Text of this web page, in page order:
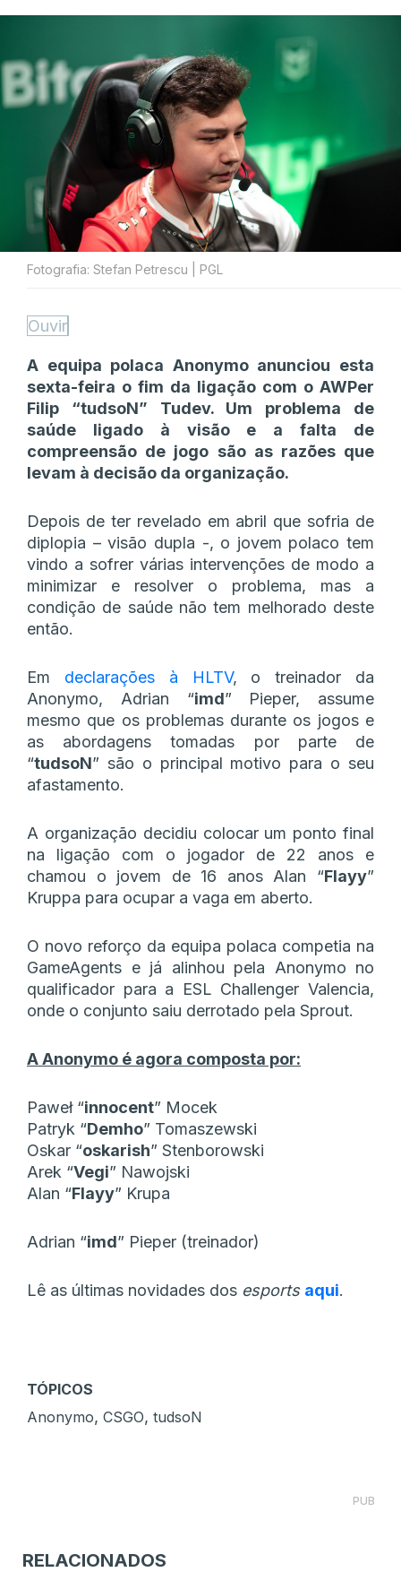
Fotografia: Stefan Petrescu | PGL
Ouvir
A equipa polaca Anonymo anunciou esta
sexta-feira o fim da ligação com o AWPer
Filip “tudsoN” Tudev. Um problema de
saúde ligado à visão e a falta de
compreensão de jogo são as razões que
levam à decisão da organização.
Depois de ter revelado em abril que sofria de
diplopia – visão dupla -, o jovem polaco tem
vindo a sofrer várias intervenções de modo a
minimizar e resolver o problema, mas a
condição de saúde não tem melhorado deste
então.
Em declarações à HLTV, o treinador da
Anonymo, Adrian “imd” Pieper, assume
mesmo que os problemas durante os jogos e
as abordagens tomadas por parte de
“tudsoN” são o principal motivo para o seu
afastamento.
A organização decidiu colocar um ponto final
na ligação com o jogador de 22 anos e
chamou o jovem de 16 anos Alan “Flayy”
Kruppa para ocupar a vaga em aberto.
O novo reforço da equipa polaca competia na
GameAgents e já alinhou pela Anonymo no
qualificador para a ESL Challenger Valencia,
onde o conjunto saiu derrotado pela Sprout.
A Anonymo é agora composta por:
Paweł “⁠innocent⁠” Mocek
Patryk “⁠Demho⁠” Tomaszewski
Oskar “⁠oskarish⁠” Stenborowski
Arek “⁠Vegi⁠” Nawojski
Alan “⁠Flayy⁠” Krupa
Adrian “⁠imd⁠” Pieper (treinador)
Lê as últimas novidades dos esports aqui.
TÓPICOS
Anonymo, CSGO, tudsoN
PUB
RELACIONADOS